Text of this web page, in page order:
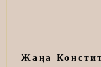
Жаңа